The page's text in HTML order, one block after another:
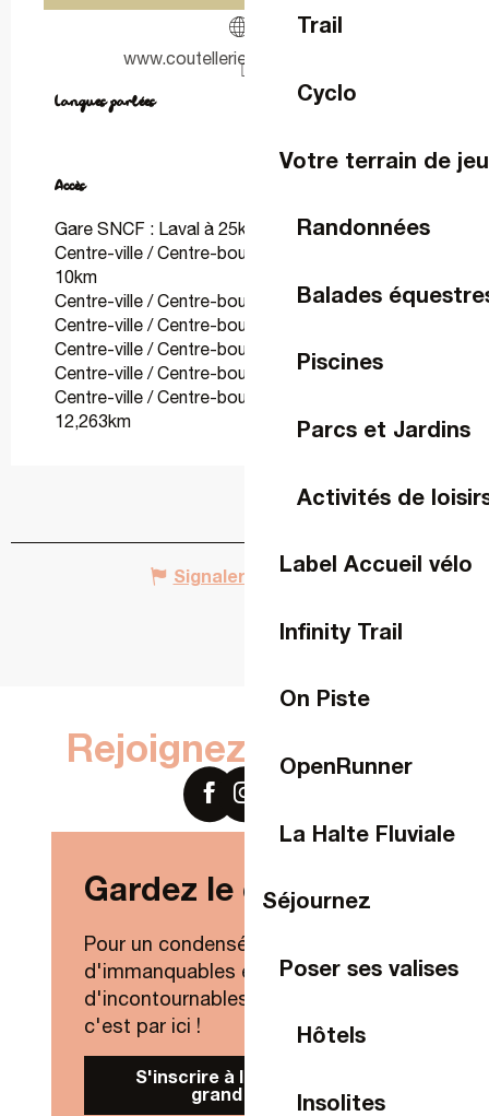
Trail
Cyclo
Votre terrain de
Randonnées
Balades
Piscines
Parcs et Jardins
Activités de
Label Accueil vélo
Infinity Trail
On Piste
OpenRunner
La Halte Fluviale
Séjournez
Poser ses valises
Hôtels
Insolites
www.coutellerie-maine-anjou.fr
Langues parlées
Langues parlées
Accès
Accès
Gare SNCF : Laval à 25km
Centre-ville / Centre-bourg : Chateau-Gontier à
10km
Centre-ville / Centre-bourg : Angers à 59km
Centre-ville / Centre-bourg : Rennes à 92km
Centre-ville / Centre-bourg : Le Mans à 89km
Centre-ville / Centre-bourg : Paris à 284km
Centre-ville / Centre-bourg : Vladivostok à
12,263km
Signaler une erreur
Rejoignez-nous sur
Gardez le contact !
Pour un condensé de nouveautés,
d'immanquables et
d'incontournables de Laval Agglo,
c'est par ici !
S'inscrire à la Newsletter
grand public